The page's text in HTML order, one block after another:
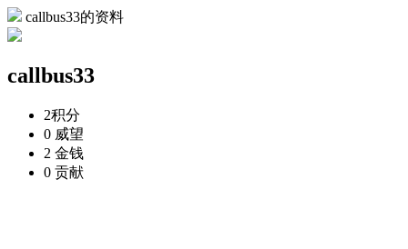
callbus33的资料
callbus33
2积分
0 威望
2 金钱
0 贡献